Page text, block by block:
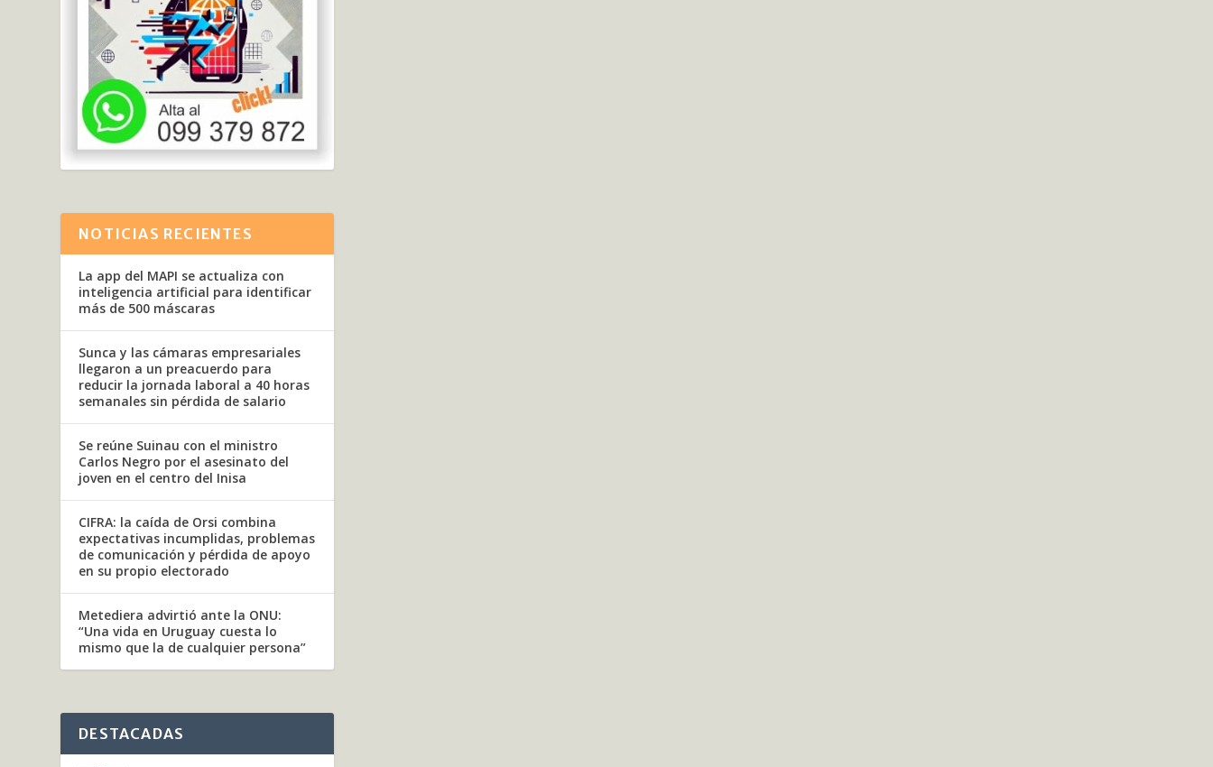
NOTICIAS RECIENTES
La app del MAPI se actualiza con
inteligencia artificial para identificar
más de 500 máscaras
Sunca y las cámaras empresariales
llegaron a un preacuerdo para
reducir la jornada laboral a 40 horas
semanales sin pérdida de salario
Se reúne Suinau con el ministro
Carlos Negro por el asesinato del
joven en el centro del Inisa
CIFRA: la caída de Orsi combina
expectativas incumplidas, problemas
de comunicación y pérdida de apoyo
en su propio electorado
Metediera advirtió ante la ONU:
“Una vida en Uruguay cuesta lo
mismo que la de cualquier persona”
DESTACADAS